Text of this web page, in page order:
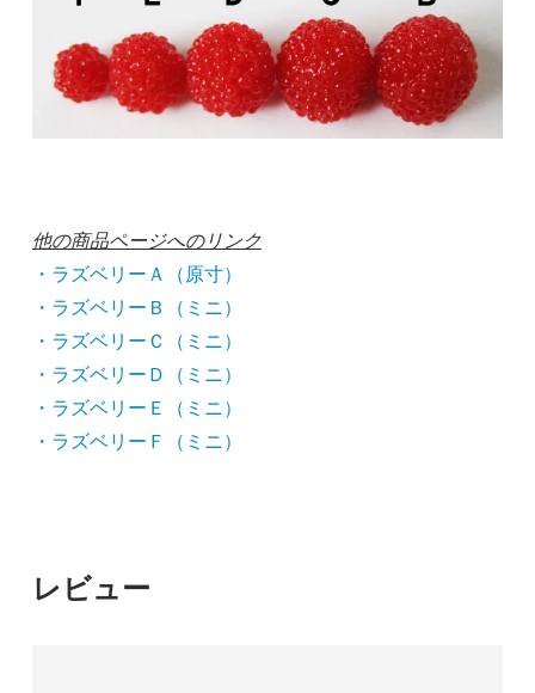
他の商品ページへのリンク
・ラズベリーＡ（原寸）
・ラズベリーＢ（ミニ）
・ラズベリーＣ（ミニ）
・ラズベリーＤ（ミニ）
・ラズベリーＥ（ミニ）
・ラズベリーＦ（ミニ）
レビュー